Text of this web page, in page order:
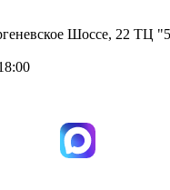
Шоссе, 22 ТЦ "5